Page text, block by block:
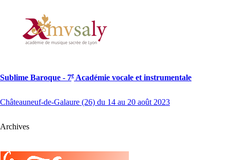
Sublime Baroque - 7e Académie vocale et instrumentale
Châteauneuf-de-Galaure (26) du 14 au 20 août 2023
Archives